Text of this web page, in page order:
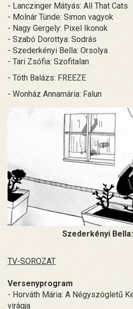
- Lanczinger Mátyás: All That Cats
- Molnár Tünde: Simon vagyok
- Nagy Gergely: Pixel Ikonok
- Szabó Dorottya: Sodrás
- Szederkényi Bella: Orsolya
- Tari Zsófia: Szofitalan
- Tóth Balázs: FREEZE
- Wonház Annamária: Falun
Szederkényi
TV-SOROZAT
Versenyprogram
- Horváth Mária: A Négyszögletű
virágja